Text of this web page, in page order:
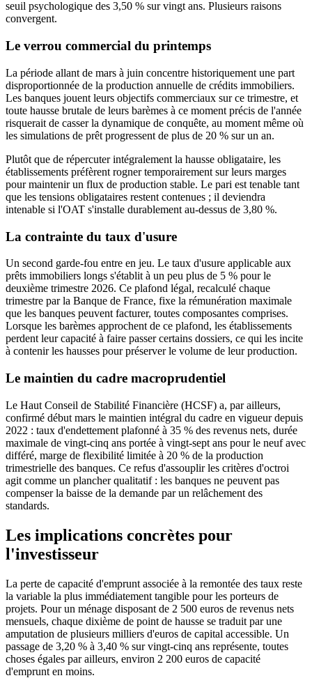
seuil psychologique des 3,50 % sur vingt ans. Plusieurs raisons
convergent.
Le verrou commercial du printemps
La période allant de mars à juin concentre historiquement une part
disproportionnée de la production annuelle de crédits immobiliers.
Les banques jouent leurs objectifs commerciaux sur ce trimestre, et
toute hausse brutale de leurs barèmes à ce moment précis de l'année
risquerait de casser la dynamique de conquête, au moment même où
les simulations de prêt progressent de plus de 20 % sur un an.
Plutôt que de répercuter intégralement la hausse obligataire, les
établissements préfèrent rogner temporairement sur leurs marges
pour maintenir un flux de production stable. Le pari est tenable tant
que les tensions obligataires restent contenues ; il deviendra
intenable si l'OAT s'installe durablement au-dessus de 3,80 %.
La contrainte du taux d'usure
Un second garde-fou entre en jeu. Le taux d'usure applicable aux
prêts immobiliers longs s'établit à un peu plus de 5 % pour le
deuxième trimestre 2026. Ce plafond légal, recalculé chaque
trimestre par la Banque de France, fixe la rémunération maximale
que les banques peuvent facturer, toutes composantes comprises.
Lorsque les barèmes approchent de ce plafond, les établissements
perdent leur capacité à faire passer certains dossiers, ce qui les incite
à contenir les hausses pour préserver le volume de leur production.
Le maintien du cadre macroprudentiel
Le Haut Conseil de Stabilité Financière (HCSF) a, par ailleurs,
confirmé début mars le maintien intégral du cadre en vigueur depuis
2022 : taux d'endettement plafonné à 35 % des revenus nets, durée
maximale de vingt-cinq ans portée à vingt-sept ans pour le neuf avec
différé, marge de flexibilité limitée à 20 % de la production
trimestrielle des banques. Ce refus d'assouplir les critères d'octroi
agit comme un plancher qualitatif : les banques ne peuvent pas
compenser la baisse de la demande par un relâchement des
standards.
Les implications concrètes pour
l'investisseur
La perte de capacité d'emprunt associée à la remontée des taux reste
la variable la plus immédiatement tangible pour les porteurs de
projets. Pour un ménage disposant de 2 500 euros de revenus nets
mensuels, chaque dixième de point de hausse se traduit par une
amputation de plusieurs milliers d'euros de capital accessible. Un
passage de 3,20 % à 3,40 % sur vingt-cinq ans représente, toutes
choses égales par ailleurs, environ 2 200 euros de capacité
d'emprunt en moins.